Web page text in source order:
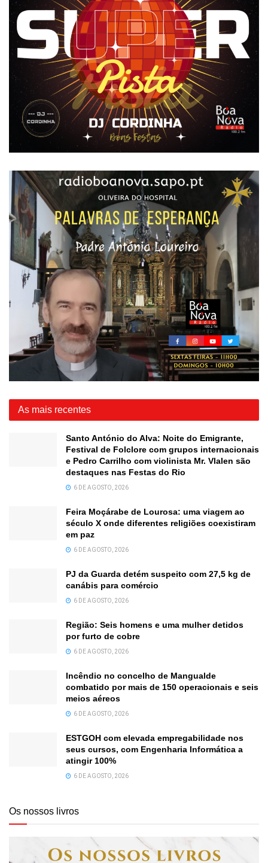
As mais recentes
Santo António do Alva: Noite do Emigrante,
Festival de Folclore com grupos internacionais
e Pedro Carrilho com violinista Mr. Vlalen são
destaques nas Festas do Rio
6 DE AGOSTO, 2026
Feira Moçárabe de Lourosa: uma viagem ao
século X onde diferentes religiões coexistiram
em paz
6 DE AGOSTO, 2026
PJ da Guarda detém suspeito com 27,5 kg de
canábis para comércio
6 DE AGOSTO, 2026
Região: Seis homens e uma mulher detidos
por furto de cobre
6 DE AGOSTO, 2026
Incêndio no concelho de Mangualde
combatido por mais de 150 operacionais e seis
meios aéreos
6 DE AGOSTO, 2026
ESTGOH com elevada empregabilidade nos
seus cursos, com Engenharia Informática a
atingir 100%
6 DE AGOSTO, 2026
Os nossos livros